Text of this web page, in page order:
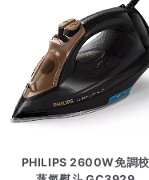
PHILIPS 2600W免調校